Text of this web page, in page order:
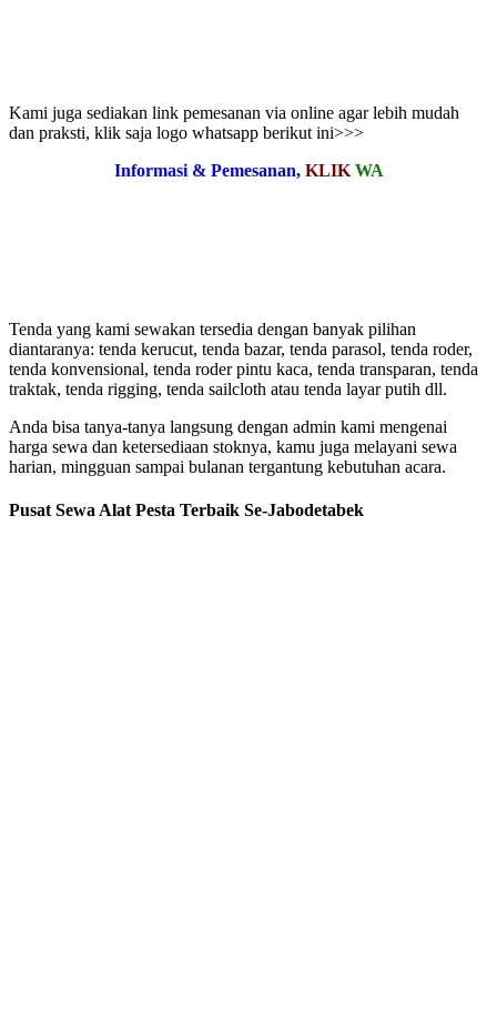
Kami juga sediakan link pemesanan via online agar lebih mudah
dan praksti, klik saja logo whatsapp berikut ini>>>
Informasi & Pemesanan, KLIK WA
Tenda yang kami sewakan tersedia dengan banyak pilihan
diantaranya: tenda kerucut, tenda bazar, tenda parasol, tenda roder,
tenda konvensional, tenda roder pintu kaca, tenda transparan, tenda
traktak, tenda rigging, tenda sailcloth atau tenda layar putih dll.
Anda bisa tanya-tanya langsung dengan admin kami mengenai
harga sewa dan ketersediaan stoknya, kamu juga melayani sewa
harian, mingguan sampai bulanan tergantung kebutuhan acara.
Pusat Sewa Alat Pesta Terbaik Se-Jabodetabek